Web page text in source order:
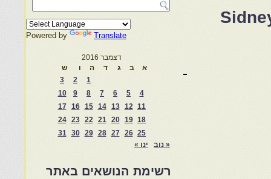
Powered by Translate
דצמבר 2016
א
ב ג ד ה ו
ש
1
2
3
4
5
6
7
8
9
10
11
12
13
14
15
16
17
18
19
20
21
22
23
24
25
26
27
28
29
30
31
« נוב
ינו »
רשימת הנושאים באתר